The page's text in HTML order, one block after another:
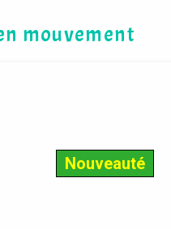
mouvement
Nouveauté